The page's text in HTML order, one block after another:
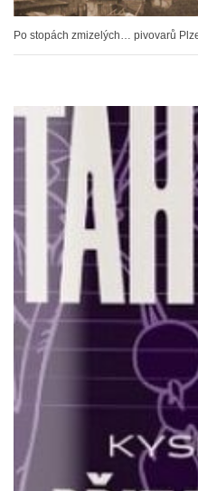
Po stopách zmizelých… pivovarů